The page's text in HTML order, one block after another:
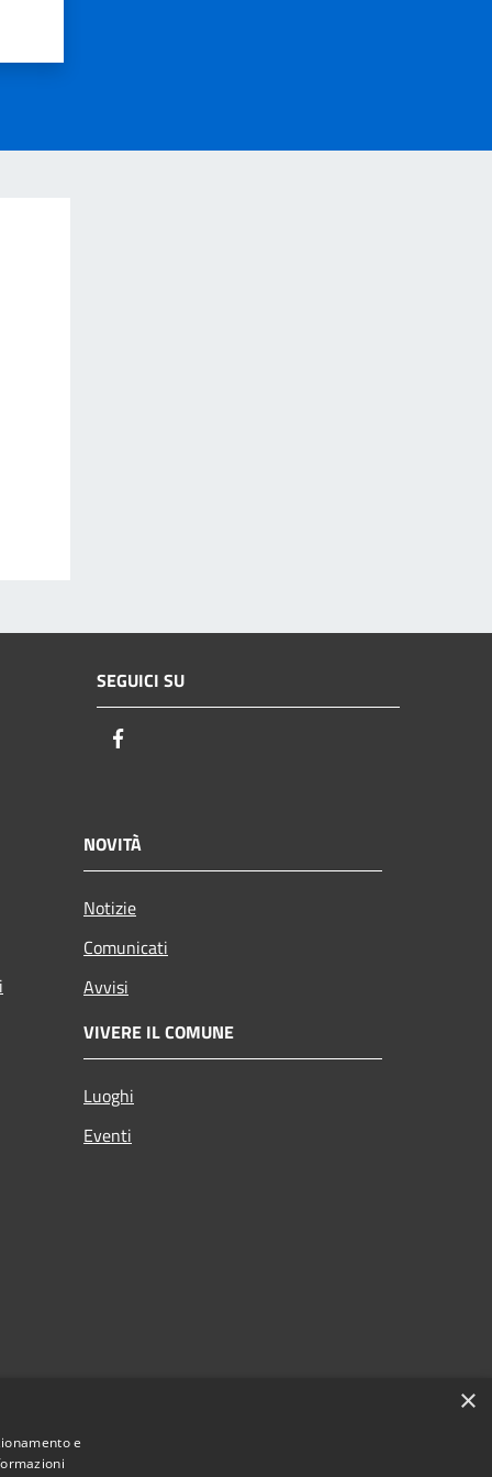
SEGUICI SU
NOVITÀ
Notizie
Comunicati
Avvisi
VIVERE IL COMUNE
Luoghi
Eventi
×
e